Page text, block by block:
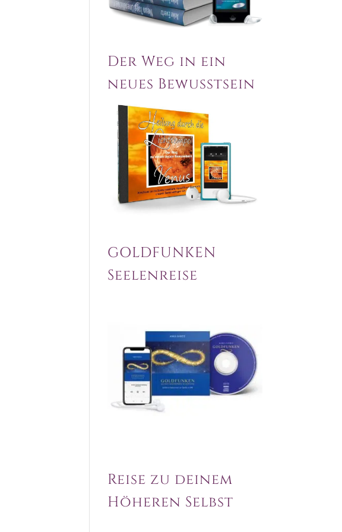
Der Weg in ein
neues Bewusstsein
GOLDFUNKEN
Seelenreise
Reise zu deinem
Höheren Selbst